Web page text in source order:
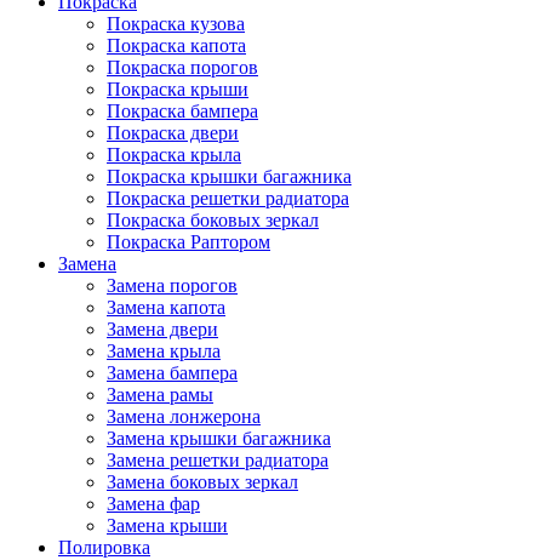
Покраска кузова
Покраска капота
Покраска порогов
Покраска крыши
Покраска бампера
Покраска двери
Покраска крыла
Покраска крышки багажника
Покраска решетки радиатора
Покраска боковых зеркал
Покраска Раптором
Замена
Замена порогов
Замена капота
Замена двери
Замена крыла
Замена бампера
Замена рамы
Замена лонжерона
Замена крышки багажника
Замена решетки радиатора
Замена боковых зеркал
Замена фар
Замена крыши
Полировка